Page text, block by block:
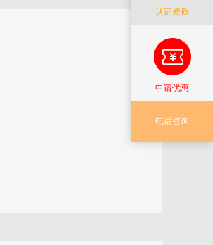
认证资质
申请优惠
电话咨询